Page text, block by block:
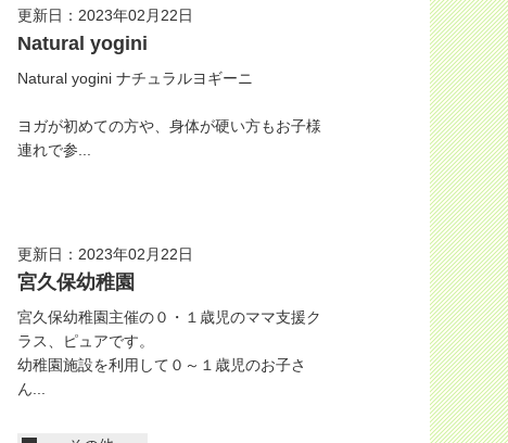
更新日：2023年02月22日
Natural yogini
Natural yogini ナチュラルヨギーニ
ヨガが初めての方や、身体が硬い方もお子様
連れで参...
更新日：2023年02月22日
宮久保幼稚園
宮久保幼稚園主催の０・１歳児のママ支援ク
ラス、ピュアです。
幼稚園施設を利用して０～１歳児のお子さ
ん...